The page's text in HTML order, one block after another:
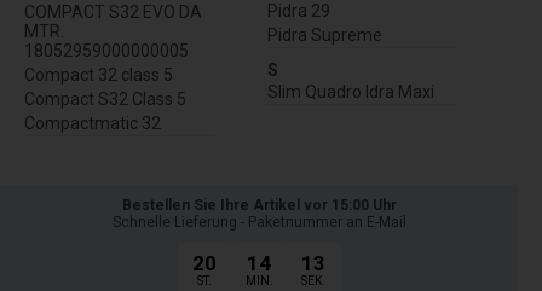
COMPACT S32 EVO DA
MTR.
18052959000000005
Compact 32 class 5
Compact S32 Class 5
Compactmatic 32
Pidra 29
Pidra Supreme
S
Slim Quadro Idra Maxi
Bestellen Sie Ihre Artikel vor 15:00 Uhr
Schnelle Lieferung - Paketnummer an E-Mail
20
ST.
14
MIN.
13
SEK.